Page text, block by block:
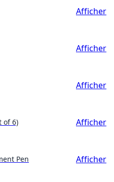
Afficher
Afficher
Afficher
of 6) Afficher
Pen Afficher